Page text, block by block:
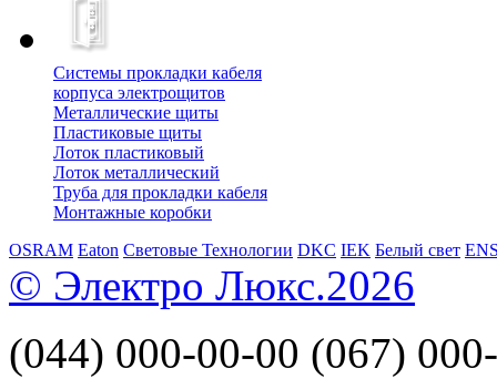
Системы прокладки кабеля
корпуса электрощитов
Металлические щиты
Пластиковые щиты
Лоток пластиковый
Лоток металлический
Труба для прокладки кабеля
Монтажные коробки
OSRAM Eaton Световые Технологии DKC IEK Белый свет
© Электро Люкс.2026
(044) 000-00-00 (067)